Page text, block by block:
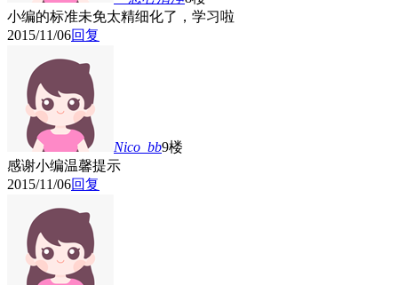
小编的标准未免太精细化了，学习啦
2015/11/06回复
Nico_bb9楼
感谢小编温馨提示
2015/11/06回复